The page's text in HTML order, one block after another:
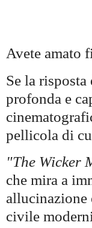
Avete amato
Se la
profonda e
pellicola di
"The Wicker
che mira a
allucinazione
civile